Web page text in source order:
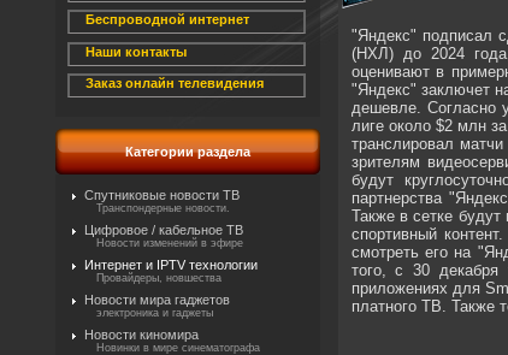
Беспроводной интернет
Наши контакты
Заказ онлайн телевидения
Категории раздела
Спутниковые новости ТВ
Транспондерные новости.
Цифровое / кабельное ТВ
Новости изменений в эфире
Интернет и IPTV технологии
Провайдеры, новшества
Новости мира гаджетов
электроника и гаджеты
Новости киномира
Новинки в мире синематографа
"Яндекс" подписал
(НХЛ) до 2024
оценивают в
"Яндекс" заключет
дешевле. Согласно
лиге около $2 млн
транслировал
зрителям
будут
партнерства
Также в сетке
спортивный
смотреть его на
того, с 30 декабря
приложениях для
платного ТВ. Также